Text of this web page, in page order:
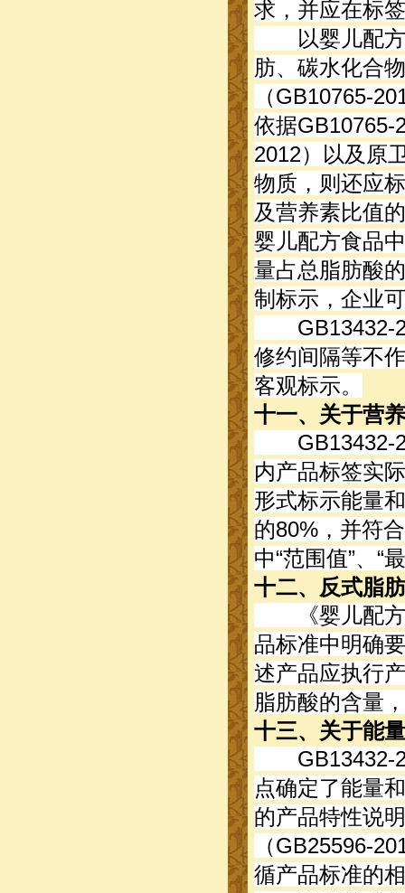
求，并应在标
以婴儿配方
肪、碳水化合
（GB10765-
依据GB10765-
2012）以及原
物质，则还应
及营养素比值
婴儿配方食品
量占总脂肪酸
制标示，企业
GB13432-
修约间隔等不
客观标示。
十一、关于营
GB13432-
内产品标签实
形式标示能量
的80%，并符
中“范围值”、“
十二、反式脂
《婴儿配方
品标准中明确
述产品应执行
脂肪酸的含量
十三、关于能
GB13432-
点确定了能量
的产品特性说
（GB25596-
循产品标准的